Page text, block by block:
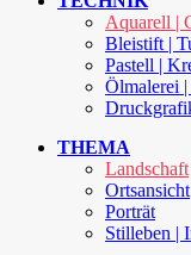
Aquarell |
Bleistift |
Pastell |
Ölmalerei
THEMA
Landschaft
Ortsansicht
Porträt
Stilleben |